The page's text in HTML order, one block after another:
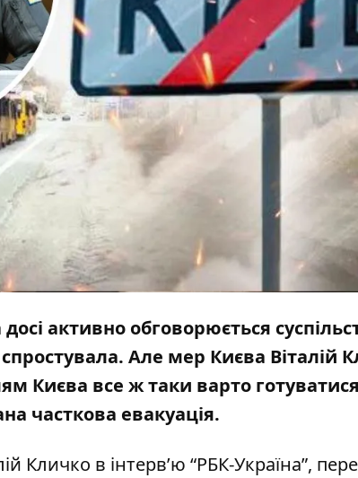
активно обговорюється
Але мер Києва Віталій
Києва все ж таки варто
часткова евакуація.
Кличко в інтерв’ю “РБК-Україна”,